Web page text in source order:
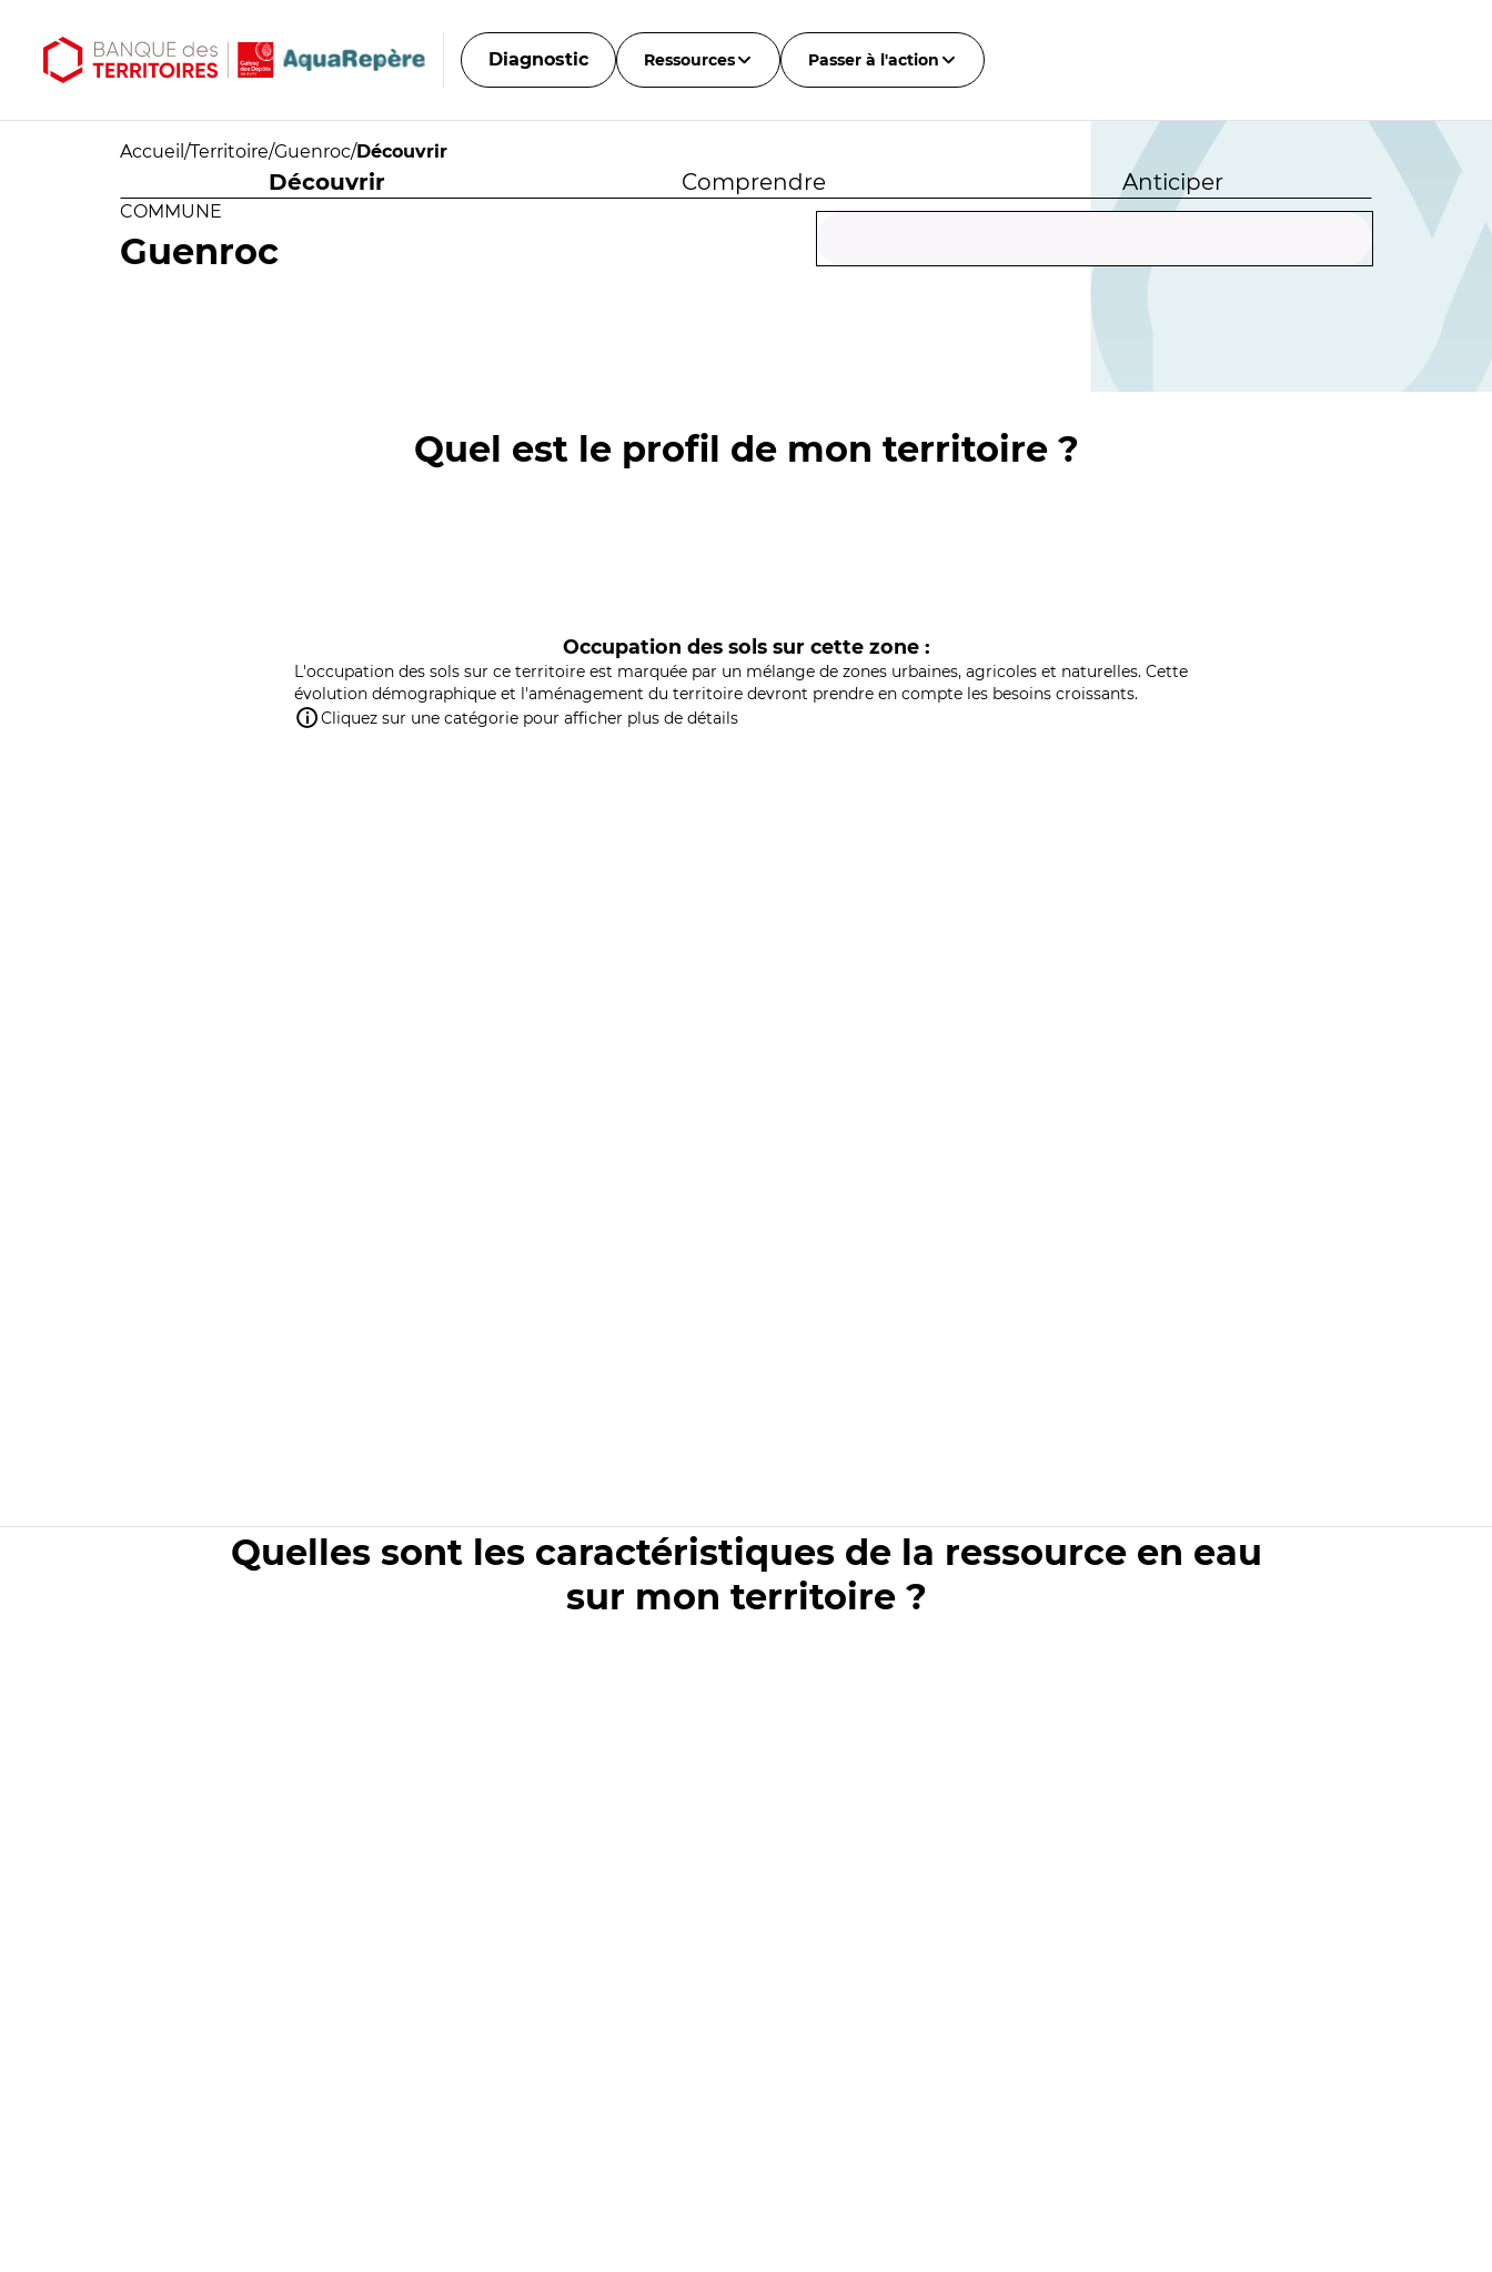
Diagnostic Ressources Passer à l'action
Accueil /Territoire/Guenroc/Découvrir
Découvrir Comprendre Anticiper
COMMUNE
Guenroc
Quel est le profil de mon territoire ?
Occupation des sols sur cette zone :
L'occupation des sols sur ce territoire est marquée par un mélange de zones urbaines, agricoles et naturelles. Cette
évolution démographique et l'aménagement du territoire devront prendre en compte les besoins croissants.
Cliquez sur une catégorie pour afficher plus de détails
Quelles sont les caractéristiques de la ressource en eau
sur mon territoire ?